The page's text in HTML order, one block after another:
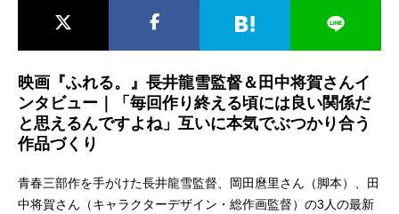
男性声優/女性声優一覧
映画『ふれる。』長井龍雪監督＆田中将賀さんイ
ンタビュー｜「毎回作り終える頃には良い関係だ
と思えるんですよね」互いに本気でぶつかり合う
作品づくり
青春三部作を手がけた長井龍雪監督、岡田麿里さん（脚本）、田
中将賀さん（キャラクターデザイン・総作画監督）の3人の最新